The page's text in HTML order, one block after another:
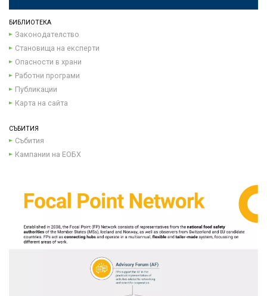
БИБЛИОТЕКА
Законодателство
Становища на експерти
Опасности в храни
Работни програми
Публикации
Карта на сайта
СЪБИТИЯ
Събития
Кампании на ЕОБХ